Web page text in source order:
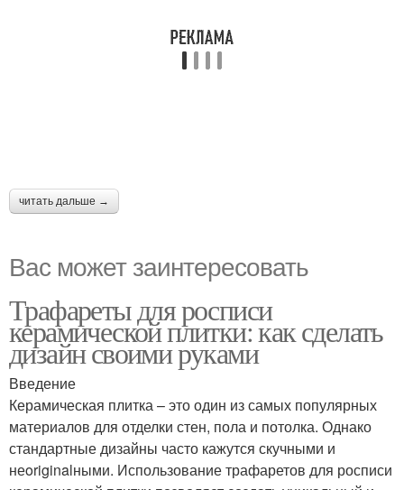
читать дальше →
Вас может заинтересовать
Трафареты для росписи
керамической плитки: как сделать
дизайн своими руками
Введение
Керамическая плитка – это один из самых популярных
материалов для отделки стен, пола и потолка. Однако
стандартные дизайны часто кажутся скучными и
неoriginalными. Использование трафаретов для росписи